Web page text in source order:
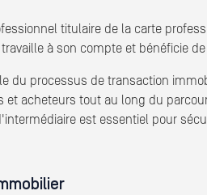
titulaire de la carte
à son compte et bénéficie
du processus de transaction
acheteurs tout au long du
est essentiel pour